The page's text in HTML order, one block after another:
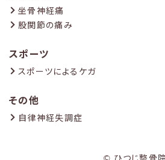
坐骨神経痛
股関節の痛み
スポーツ
スポーツによるケガ
その他
自律神経失調症